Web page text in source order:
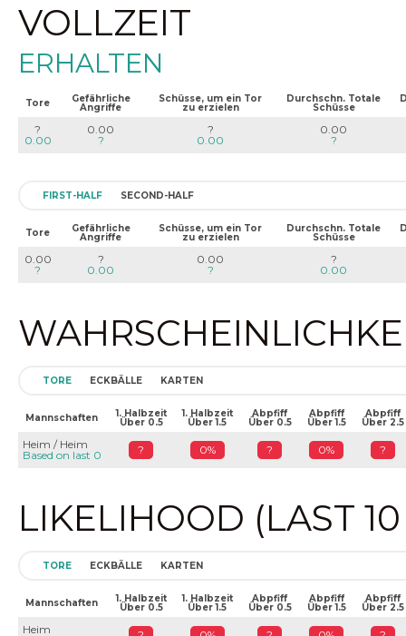
VOLLZEIT
ERHALTEN
Tore Gefährliche
Angriffe
Schüsse, um ein Tor
zu erzielen
Durchschn. Totale
Schüsse
?
0.00
0.00
?
?
0.00
0.00
?
FIRST-HALF SECOND-HALF
Tore Gefährliche
Angriffe
Schüsse, um ein Tor
zu erzielen
Durchschn. Totale
Schüsse
0.00
?
?
0.00
0.00
?
?
0.00
TORE ECKBÄLLE KARTEN
Mannschaften 1. Halbzeit
Über 0.5
1. Halbzeit
Über 1.5
Abpfiff
Über 0.5
Abpfiff
Über 1.5
Abpfiff
Über 2.5
Heim / Heim
Based on last 0
? 0% ? 0% ?
LIKELIHOOD (LAST
TORE ECKBÄLLE KARTEN
Mannschaften 1. Halbzeit
Über 0.5
1. Halbzeit
Über 1.5
Abpfiff
Über 0.5
Abpfiff
Über 1.5
Abpfiff
Über 2.5
Heim